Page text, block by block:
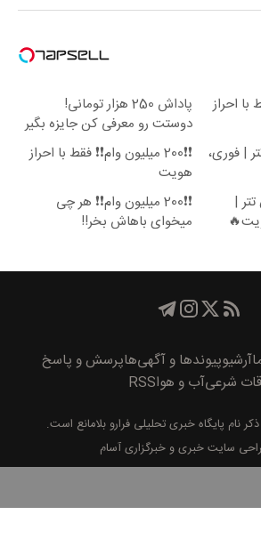
با احراز
پاداش 250 هزار تومانی!
دوستت رو معرفی کن جایزه بگیر
😍
تتر | فوری،
❗❗200 میلیون وام❗❗ فقط با احراز
هویت
تتر |
❗❗200 میلیون وام❗❗ هر چی
میخوای باهاش بخر!!
آرشیوپیوند‌ها و آگهی‌هاپرسش و پاسخ
شرعیآب و هواRSS
نام پايگاه خبری تحليلی فرارو بلامانع است.
سایت خبری و خبرگزاری آسام